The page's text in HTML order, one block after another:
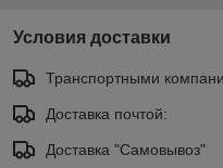
Условия доставки
Транспортными
Доставка почтой:
Доставка "Самовывоз"